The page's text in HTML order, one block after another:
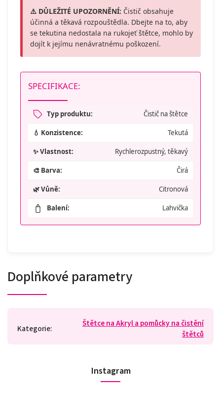
⚠️ DŮLEŽITÉ UPOZORNĚNÍ: Čistič obsahuje
účinná a těkavá rozpouštědla. Dbejte na to, aby
se tekutina nedostala na rukojeť štětce, mohlo by
dojít k jejímu nenávratnému poškození.
SPECIFIKACE:
Typ produktu: Čistič na štětce
💧 Konzistence: Tekutá
✨ Vlastnost: Rychlerozpustný, těkavý
🎨 Barva: Čirá
🌿 Vůně: Citronová
Balení: Lahvička
Doplňkové parametry
Kategorie:
Štětce na Akryl a pomůcky na čistění
štětců
Instagram